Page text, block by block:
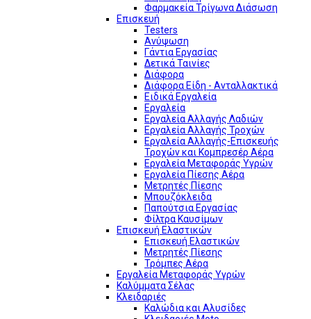
Φαρμακεία Τρίγωνα Διάσωση
Επισκευή
Testers
Ανύψωση
Γάντια Εργασίας
Δετικά Ταινίες
Διάφορα
Διάφορα Είδη - Ανταλλακτικά
Ειδικά Εργαλεία
Εργαλεία
Εργαλεία Αλλαγής Λαδιών
Εργαλεία Αλλαγής Τροχών
Εργαλεία Αλλαγής-Επισκευής
Τροχών και Κομπρεσέρ Αέρα
Εργαλεία Μεταφοράς Υγρών
Εργαλεία Πίεσης Αέρα
Μετρητές Πίεσης
Μπουζόκλειδα
Παπούτσια Εργασίας
Φίλτρα Καυσίμων
Επισκευή Ελαστικών
Επισκευή Ελαστικών
Μετρητές Πίεσης
Τρόμπες Αέρα
Εργαλεία Μεταφοράς Υγρών
Καλύμματα Σέλας
Κλειδαριές
Καλώδια και Αλυσίδες